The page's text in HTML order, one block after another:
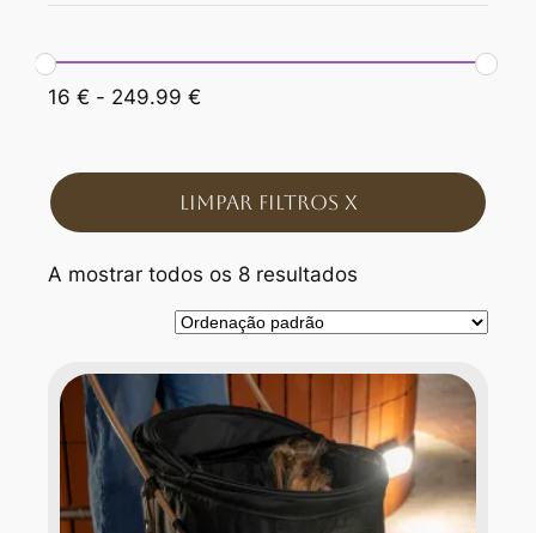
16 € - 249.99 €
Limpar Filtros X
A mostrar todos os 8 resultados